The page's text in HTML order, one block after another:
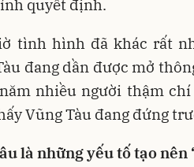
quyết định.
tình hình đã khác rất
đang dần được mở
nhiều người thậm
Vũng Tàu đang đứng
là những yếu tố tạo nên